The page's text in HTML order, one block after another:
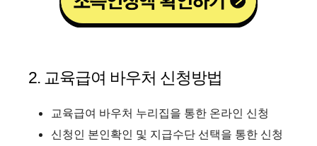
2. 교육급여 바우처 신청방법
교육급여 바우처 누리집을 통한 온라인 신청
신청인 본인확인 및 지급수단 선택을 통한 신청